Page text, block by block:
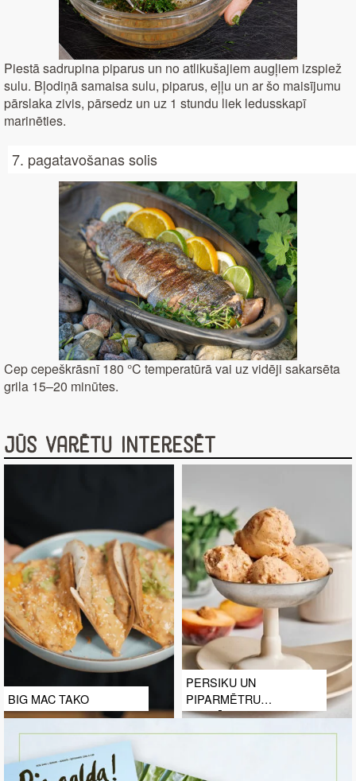
Piestā sadrupina piparus un no atlikušajiem augļiem izspiež
sulu. Bļodiņā samaisa sulu, piparus, eļļu un ar šo maisījumu
pārslaka zivis, pārsedz un uz 1 stundu liek ledusskapī
marinēties.
7. pagatavošanas solis
Cep cepeškrāsnī 180 °C temperatūrā vai uz vidēji sakarsēta
grila 15–20 minūtes.
Jūs varētu interesēt
BIG MAC TAKO
PERSIKU UN
PIPARMĒTRU
SALDĒJUMS